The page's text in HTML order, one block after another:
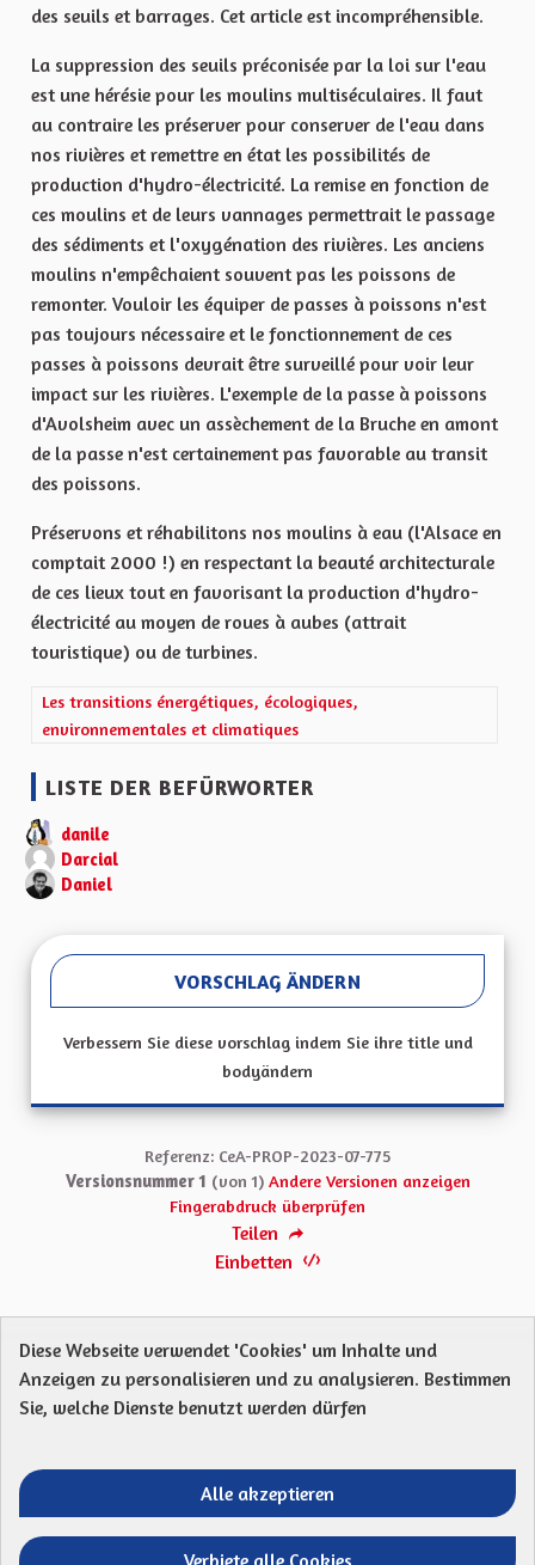
des seuils et barrages. Cet article est incompréhensible.
La suppression des seuils préconisée par la loi sur l'eau
est une hérésie pour les moulins multiséculaires. Il faut
au contraire les préserver pour conserver de l'eau dans
nos rivières et remettre en état les possibilités de
production d'hydro-électricité. La remise en fonction de
ces moulins et de leurs vannages permettrait le passage
des sédiments et l'oxygénation des rivières. Les anciens
moulins n'empêchaient souvent pas les poissons de
remonter. Vouloir les équiper de passes à poissons n'est
pas toujours nécessaire et le fonctionnement de ces
passes à poissons devrait être surveillé pour voir leur
impact sur les rivières. L'exemple de la passe à poissons
d'Avolsheim avec un assèchement de la Bruche en amont
de la passe n'est certainement pas favorable au transit
des poissons.
Préservons et réhabilitons nos moulins à eau (l'Alsace en
comptait 2000 !) en respectant la beauté architecturale
de ces lieux tout en favorisant la production d'hydro-
électricité au moyen de roues à aubes (attrait
touristique) ou de turbines.
Ergebnisse nach Kategorie filtern: Les transitions énergétiques,
Les transitions énergétiques, écologiques,
environnementales et climatiques
LISTE DER BEFÜRWORTER
danile
Darcial
Daniel
VORSCHLAG ÄNDERN
Verbessern Sie diese vorschlag indem Sie ihre title und
bodyändern
Referenz: CeA-PROP-2023-07-775
Versionsnummer 1 (von 1) Andere Versionen anzeigen
Fingerabdruck überprüfen
Teilen
Einbetten
Protection des Données
Charte de contribution
Mentions légales
Was sind Gremien?
Standardtitel für initiatives
Open Data Dateien herunterladen
Entre vos mains - Collectivité
Entre vos mains - Collectivité
Entre vos mains - Collectivité
Entre vos mains -
Diese Webseite verwendet 'Cookies' um Inhalte und
Anzeigen zu personalisieren und zu analysieren. Bestimmen
Sie, welche Dienste benutzt werden dürfen
Alle akzeptieren
Verbiete alle Cookies